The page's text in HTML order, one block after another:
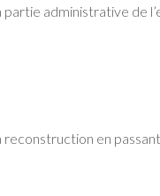
partie administrative de
reconstruction en